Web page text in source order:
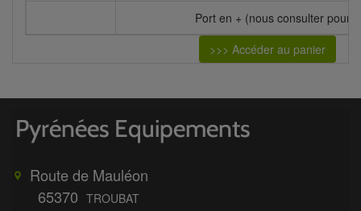
Port en + (nous consulter pour
>>> Accéder au panier
Route de Mauléon
65370 TROUBAT